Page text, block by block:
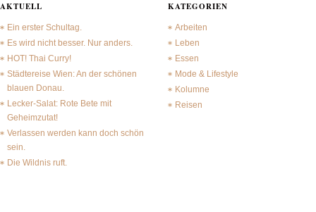
AKTUELL
Ein erster Schultag.
Es wird nicht besser. Nur anders.
HOT! Thai Curry!
Städtereise Wien: An der schönen
blauen Donau.
Lecker-Salat: Rote Bete mit
Geheimzutat!
Verlassen werden kann doch schön
sein.
Die Wildnis ruft.
KATEGORIEN
Arbeiten
Leben
Essen
Mode & Lifestyle
Kolumne
Reisen